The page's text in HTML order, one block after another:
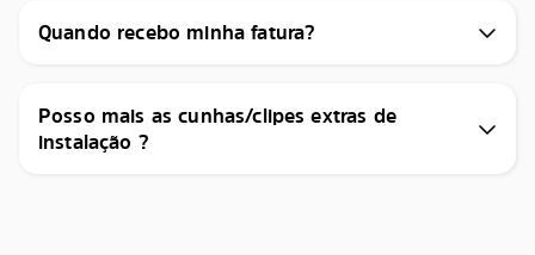
Quando recebo minha fatura?
Posso mais as cunhas/clipes extras de
instalação ?